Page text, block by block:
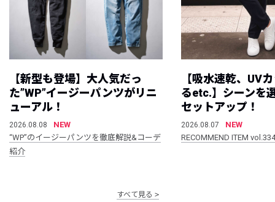
【新型も登場】大人気だっ
た”WP”イージーパンツがリニ
ューアル！
2026.08.08
NEW
“WP”のイージーパンツを徹底解説&コーデ
紹介
【吸水速乾、UV
るetc.】シーンを
セットアップ！
2026.08.07
NEW
RECOMMEND ITEM vol.334
すべて見る